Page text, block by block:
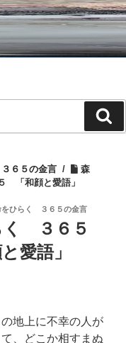
索
６５の金言 /
森
「和顔と愛語」
ひらく ３６５の金言
３６５
愛語」
地上に不幸の人が
、どこか相すまぬ